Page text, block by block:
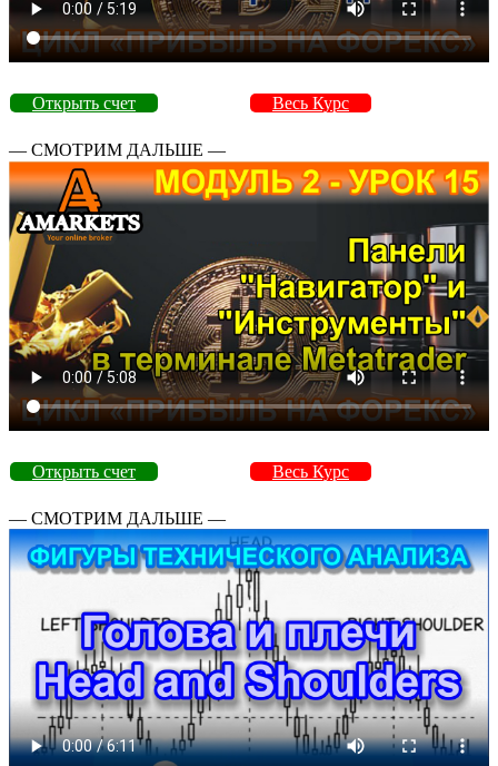
Открыть счет Весь Курс
— СМОТРИМ ДАЛЬШЕ —
Открыть счет Весь Курс
— СМОТРИМ ДАЛЬШЕ —